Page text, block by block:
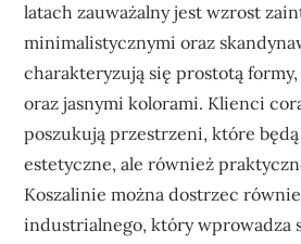
latach zauważalny jest wzrost
minimalistycznymi oraz
charakteryzują się prostotą
oraz jasnymi kolorami. Klienci
poszukują przestrzeni, które
estetyczne, ale również
Koszalinie można dostrzec
industrialnego, który wprowadza